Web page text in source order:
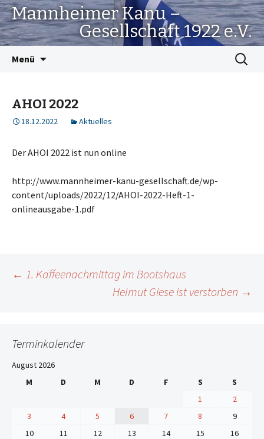
Mannheimer Kanu –
Gesellschaft 1922 e.V.
Menü
Suchen
nach:
AHOI 2022
18.12.2022 Aktuelles
Der AHOI 2022 ist nun online
http://www.mannheimer-kanu-gesellschaft.de/wp-
content/uploads/2022/12/AHOI-2022-Heft-1-
onlineausgabe-1.pdf
Beitrags-
← 1. Kaffeenachmittag im Bootshaus
Helmut Giese ist verstorben →
Terminkalender
August 2026
M
D M D F S
S
1
2
3
4 5 6 7 8
9
10
11 12 13 14 15
16